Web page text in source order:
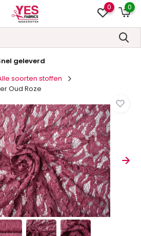
0 0
kwaliteit&Lage prijzen
soorten stoffen
Oud Roze